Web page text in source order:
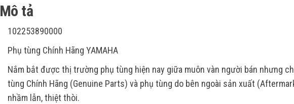
Mô tả
102253890000
Phụ tùng Chính Hãng YAMAHA
Nắm bắt được thị trường phụ tùng hiện nay giữa muôn vàn người bán nhưng
tùng Chính Hãng (Genuine Parts) và phụ tùng do bên ngoài sản xuất
nhầm lẫn, thiệt thòi.